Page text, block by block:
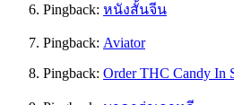
Pingback: หนังสั้นจีน
Pingback: Aviator
Pingback: Order THC Candy In